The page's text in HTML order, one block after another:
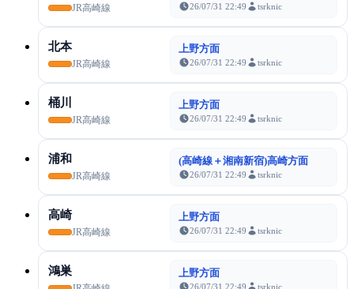
JR高崎線 26/07/31 22:49 tsrknic
北本
JR高崎線
上野方面
26/07/31 22:49 tsrknic
桶川
JR高崎線
上野方面
26/07/31 22:49 tsrknic
浦和
JR高崎線
(高崎線＋湘南新宿)高崎方面
26/07/31 22:49 tsrknic
高崎
JR高崎線
上野方面
26/07/31 22:49 tsrknic
鴻巣 上野方面
26/07/31 22:49 tsrknic